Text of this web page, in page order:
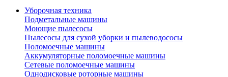
Уборочная техника
Подметальные машины
Моющие пылесосы
Пылесосы для сухой уборки и пылеводососы
Поломоечные машины
Аккумуляторные поломоечные машины
Сетевые поломоечные машины
Однодисковые роторные машины